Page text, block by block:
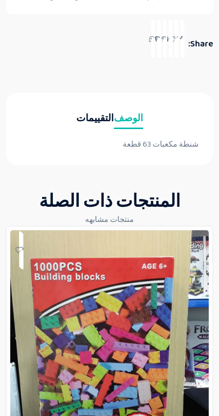
Share:
الوصفالتقييمات
شنطة مكعبات 63 قطعة
المنتجات ذات الصلة
منتجات مشابهه